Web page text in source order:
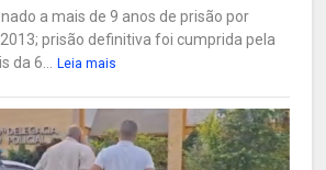
a mais de 9 anos de prisão por
prisão definitiva foi cumprida pela
da 6...
Leia mais